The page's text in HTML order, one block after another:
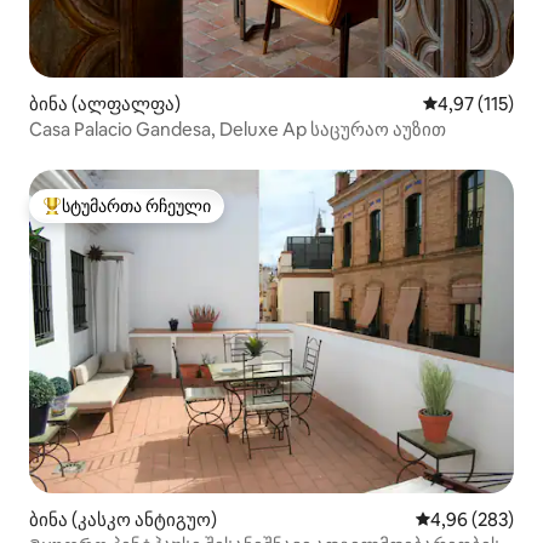
ბინა (ალფალფა) საშუალო
4,97 (115)
Casa Palacio Gandesa, Deluxe Ap საცურაო აუზით
სტუმართა რჩეული მოწინავე ვარიანტი
სტუმართა რჩეული
ბინა (კასკო ანტიგუო) საშუალო
4,96 (283)